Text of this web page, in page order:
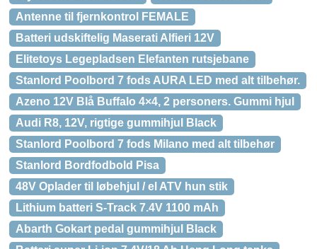
Antenne til fjernkontrol FEMALE
Batteri udskiftelig Maserati Alfieri 12V
Elitetoys Legepladsen Elefanten rutsjebane
Stanlord Poolbord 7 fods AURA LED med alt tilbehør.
Azeno 12V Blå Buffalo 4×4, 2 personers. Gummi hjul
Audi R8, 12V, rigtige gummihjul Black
Stanlord Poolbord 7 fods Milano med alt tilbehør
Stanlord Bordfodbold Pisa
48V Oplader til løbehjul / el ATV hun stik
Lithium batteri S-Track 7.4V 1100 mAh
Abarth Gokart pedal gummihjul Black